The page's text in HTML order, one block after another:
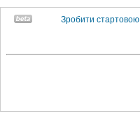
Зробити стартовою